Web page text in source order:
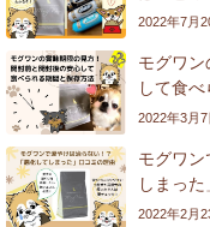
2022年7月
モグワ
して食
2022年3月7
モグワン
しまっ
2022年2月